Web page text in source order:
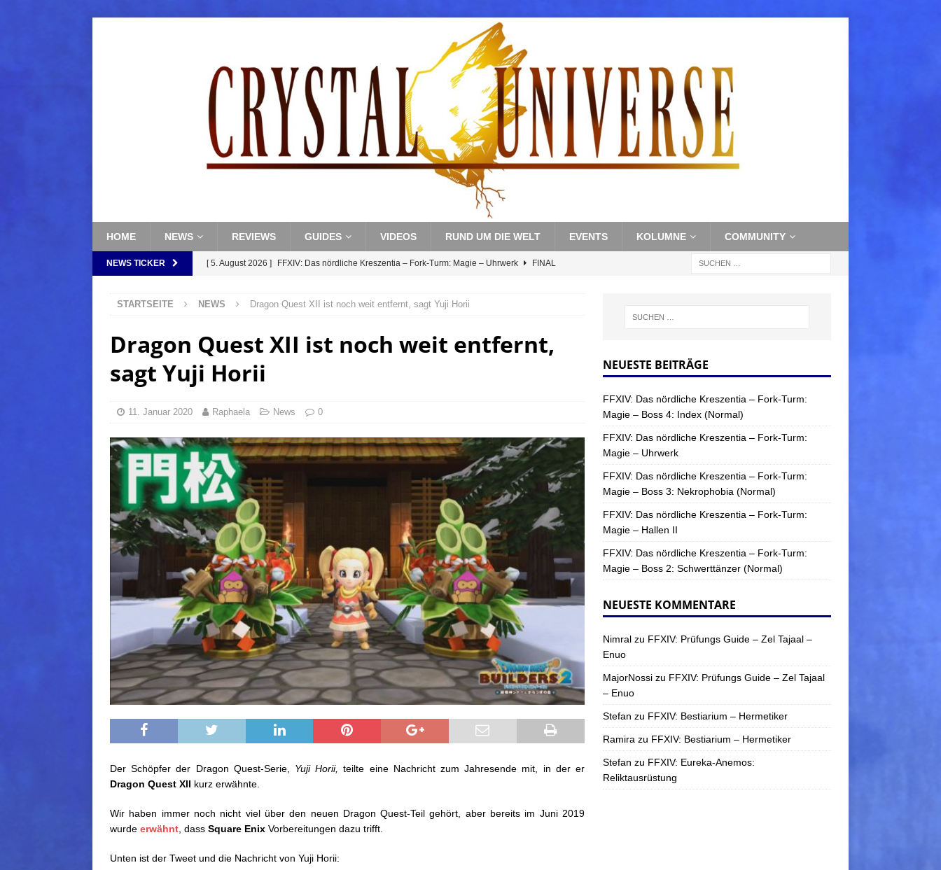
HOME NEWS REVIEWS GUIDES VIDEOS RUND UM DIE WELT EVENTS KOLUMNE COMMUNITY
NEWS TICKER [ 5. August 2026 ] FFXIV: Das nördliche Kreszentia – Fork-Turm: Magie – Uhrwerk FINAL
[ 5. August 2026 ] FFXIV: Das nördliche Kreszentia – Fork-Turm: Magie – Boss 3: Nekrophobia
(Normal) FINAL FANTASY
[ 5. August 2026 ] FINAL
FANTASY
[ 5. August 2026 ] FFXIV: Das nördliche Kreszentia – Fork-Turm: Magie – Boss 2: Schwerttänzer
[ 5. August 2026 ] FFXIV: Das nördliche Kreszentia – Fork-Turm: Magie – Boss 4: Index (Normal)
FINAL FANTASY
STARTSEITE NEWS Dragon Quest XII ist noch weit entfernt, sagt Yuji Horii
Dragon Quest XII ist noch weit entfernt,
sagt Yuji Horii
11. Januar 2020 Raphaela News 0
Der Schöpfer der Dragon Quest-Serie, Yuji Horii, teilte eine Nachricht zum Jahresende mit, in der er
Dragon Quest XII kurz erwähnte.
Wir haben immer noch nicht viel über den neuen Dragon Quest-Teil gehört, aber bereits im Juni 2019
wurde erwähnt, dass Square Enix Vorbereitungen dazu trifft.
Unten ist der Tweet und die Nachricht von Yuji Horii:
NEUESTE BEITRÄGE
FFXIV: Das nördliche Kreszentia – Fork-Turm:
Magie – Boss 4: Index (Normal)
FFXIV: Das nördliche Kreszentia – Fork-Turm:
Magie – Uhrwerk
FFXIV: Das nördliche Kreszentia – Fork-Turm:
Magie – Boss 3: Nekrophobia (Normal)
FFXIV: Das nördliche Kreszentia – Fork-Turm:
Magie – Hallen II
FFXIV: Das nördliche Kreszentia – Fork-Turm:
Magie – Boss 2: Schwerttänzer (Normal)
NEUESTE KOMMENTARE
Nimralzu FFXIV: Prüfungs Guide – Zel Tajaal –
Enuo
MajorNossizu FFXIV: Prüfungs Guide – Zel Tajaal
– Enuo
Stefan zu FFXIV: Bestiarium – Hermetiker
Ramira zu FFXIV: Bestiarium – Hermetiker
Stefan zu FFXIV: Eureka-Anemos:
Reliktausrüstung